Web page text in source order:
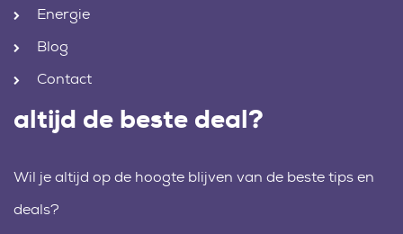
Energie
Blog
Contact
altijd de beste deal?
Wil je altijd op de hoogte blijven van de beste tips en
deals?